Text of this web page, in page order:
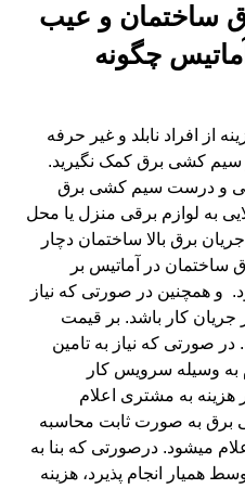
ساختمان و عیب
چگونه
از افراد نابلد و غیر حرفه
سیم کشی برق کمک نگیرید.
و درست سیم کشی برق
به لوازم برقی منزل یا محل
برق بالا ساختمان دچار
در آماتیس بر
همچنین در صورتی که نیاز
جریان کار باشد. بر قیمت
صورتی که نیاز به تامین
به وسیله سرویس کار
هزینه به مشتری اعلام
برق به صورت ثابت محاسبه
میشود. درصورتی که بنا به
همیار انجام پذیرد، هزینه